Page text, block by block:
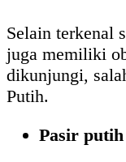
Selain terkenal
juga memiliki
dikunjungi,
Putih.
Pasir